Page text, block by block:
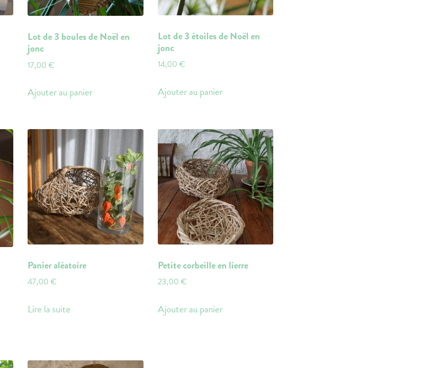
Lot de 3 boules de Noël en
jonc
17,00€
Ajouter au panier
Lot de 3 étoiles de Noël en
jonc
14,00 €
Ajouter au panier
Panier aléatoire
47,00€
Lire la suite
Petite corbeille en lierre
23,00 €
Ajouter au panier